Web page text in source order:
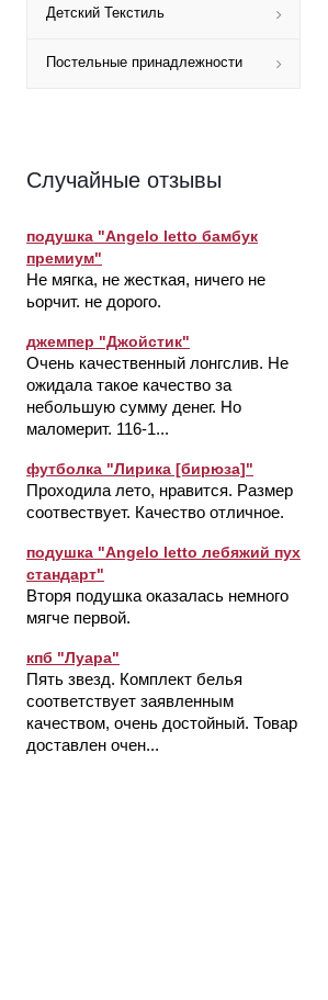
Детский Текстиль
Постельные принадлежности
Случайные отзывы
подушка "Angelo letto бамбук
премиум"
Не мягка, не жесткая, ничего не
ьорчит. не дорого.
джемпер "Джойстик"
Очень качественный лонгслив. Не
ожидала такое качество за
небольшую сумму денег. Но
маломерит. 116-1...
футболка "Лирика [бирюза]"
Проходила лето, нравится. Размер
соотвествует. Качество отличное.
подушка "Angelo letto лебяжий пух
стандарт"
Вторя подушка оказалась немного
мягче первой.
кпб "Луара"
Пять звезд. Комплект белья
соответствует заявленным
качеством, очень достойный. Товар
доставлен очен...